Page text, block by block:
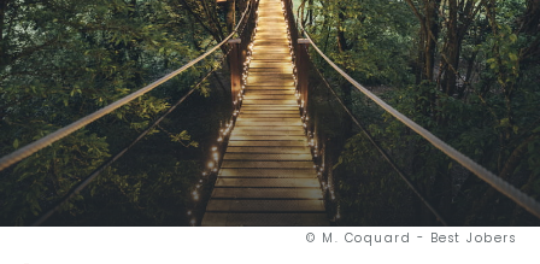
© M. Coquard - Best Jobers